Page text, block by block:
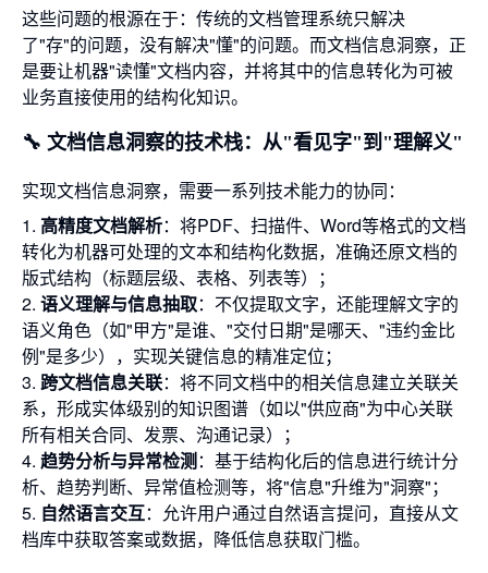
这些问题的根源在于：传统的文档管理系统只解决
了"存"的问题，没有解决"懂"的问题。而文档信息洞察，正
是要让机器"读懂"文档内容，并将其中的信息转化为可被
业务直接使用的结构化知识。
🔧 文档信息洞察的技术栈：从"看见字"到"理解义"
实现文档信息洞察，需要一系列技术能力的协同：
1. 高精度文档解析：将PDF、扫描件、Word等格式的文档
转化为机器可处理的文本和结构化数据，准确还原文档的
版式结构（标题层级、表格、列表等）；
2. 语义理解与信息抽取：不仅提取文字，还能理解文字的
语义角色（如"甲方"是谁、"交付日期"是哪天、"违约金比
例"是多少），实现关键信息的精准定位；
3. 跨文档信息关联：将不同文档中的相关信息建立关联关
系，形成实体级别的知识图谱（如以"供应商"为中心关联
所有相关合同、发票、沟通记录）；
4. 趋势分析与异常检测：基于结构化后的信息进行统计分
析、趋势判断、异常值检测等，将"信息"升维为"洞察"；
5. 自然语言交互：允许用户通过自然语言提问，直接从文
档库中获取答案或数据，降低信息获取门槛。